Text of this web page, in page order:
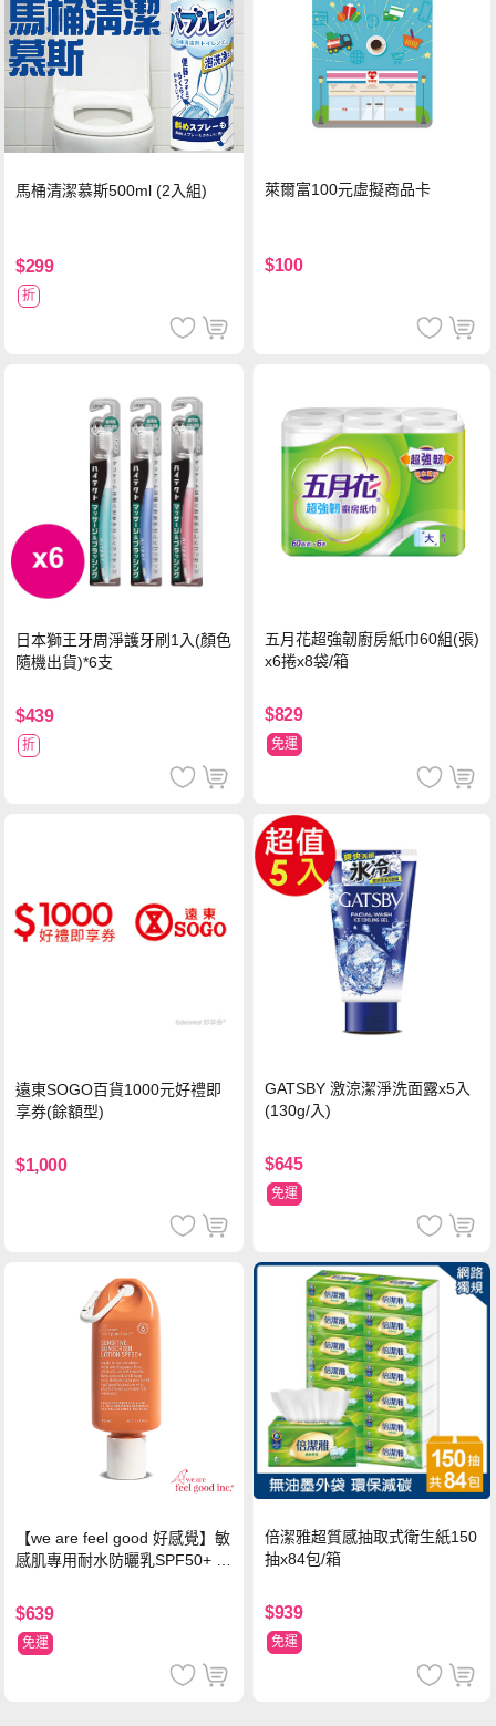
馬桶清潔慕斯500ml (2入組)
$299
折
萊爾富100元虛擬商品卡
$100
日本獅王牙周淨護牙刷1入(顏色
隨機出貨)*6支
$439
折
五月花超強韌廚房紙巾60組(張)
x6捲x8袋/箱
$829
免運
遠東SOGO百貨1000元好禮即
享券(餘額型)
$1,000
GATSBY 激涼潔淨洗面露x5入
(130g/入)
$645
免運
【we are feel good 好感覺】敏
感肌專用耐水防曬乳SPF50+ 7
$639
免運
倍潔雅超質感抽取式衛生紙150
抽x84包/箱
$939
免運